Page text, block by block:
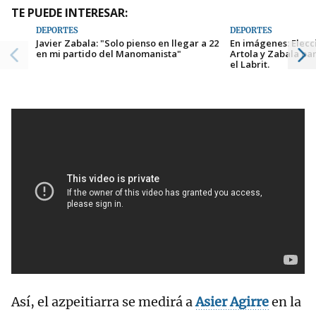
TE PUEDE INTERESAR:
DEPORTES
Javier Zabala: "Solo pienso en llegar a 22
en mi partido del Manomanista"
DEPORTES
En imágenes:
Artola y Zabala
el Labrit.
Así, el azpeitiarra se medirá aAsier Agirreen la